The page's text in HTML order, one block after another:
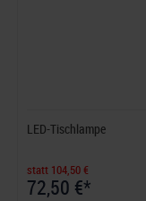
LED-Tischlampe
statt 104,50 €
72,50 €*